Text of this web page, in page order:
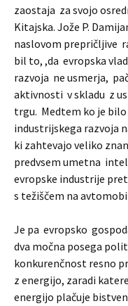
zaostaja za svojo
Kitajska. Jože P.
naslovom prepričljive
bil to, ,da evropska
razvoja ne usmerja,
aktivnosti v skladu z
trgu. Medtem ko je
industrijskega razvoja
ki zahtevajo veliko
predvsem umetna
evropske industrije
s težiščem na
Je pa evropsko
dva močna posega
konkurenčnost resno
z energijo, zaradi
energijo plačuje